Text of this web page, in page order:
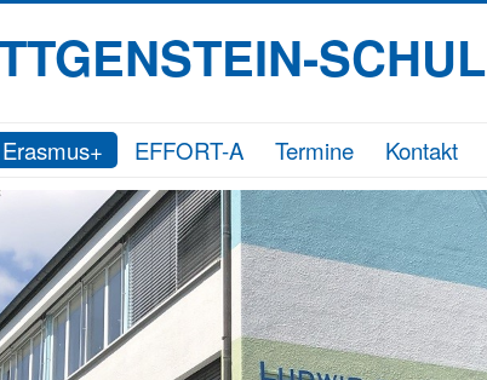
Erasmus+ EFFORT-A Termine Kontakt